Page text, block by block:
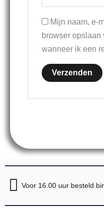
Mijn naam, e-
browser opslaan
wanneer ik een
Voor 16.00 uur besteld